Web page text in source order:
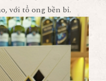
với tổ ong bền bỉ.